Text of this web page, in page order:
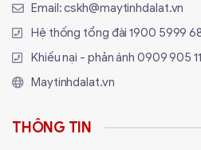
Email:cskh@maytinhdalat.vn
Hệ thống tổng đài1900 5999
Khiếu nại - phản ánh 0909 905
Maytinhdalat.vn
THÔNG TIN